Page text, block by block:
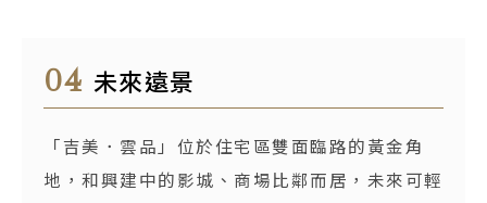
04 未來遠景
「吉美．雲品」位於住宅區雙面臨路的黃金角
地，和興建中的影城、商場比鄰而居，未來可輕